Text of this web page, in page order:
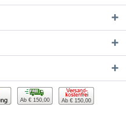
Ab € 150,00 Ab € 150,00